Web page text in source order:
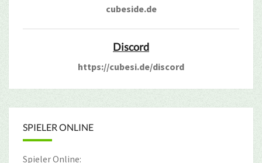
cubeside.de
Discord
https://cubesi.de/discord
SPIELER ONLINE
Spieler Online: